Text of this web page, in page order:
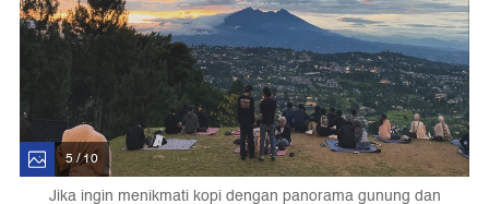
5 / 10
Jika ingin menikmati kopi dengan panorama gunung dan